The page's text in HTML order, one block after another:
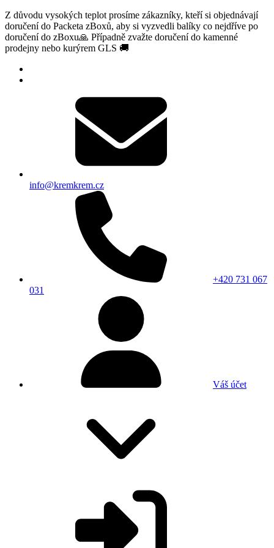
Z důvodu vysokých teplot prosíme zákazníky, kteří si objednávají
doručení do Packeta zBoxů, aby si vyzvedli balíky co nejdříve po
doručení do zBoxu🙏 Případně zvažte doručení do kamenné
prodejny nebo kurýrem GLS 🚚
info@kremkrem.cz
+420 731 067
031
Váš účet